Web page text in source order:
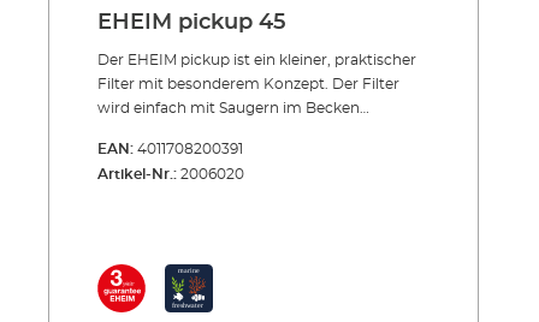
EHEIM pickup 45
Der EHEIM pickup ist ein kleiner, praktischer
Filter mit besonderem Konzept. Der Filter
wird einfach mit Saugern im Becken
ist: Sie können den Filterbehälter mitsamt
dem Filterschwamm einfach von oben
der Filterpatrone. Die Pumpe saugt das
Wasser unten an und befördert es durch den
EAN: 4011708200391
Artikel-Nr.: 2006020